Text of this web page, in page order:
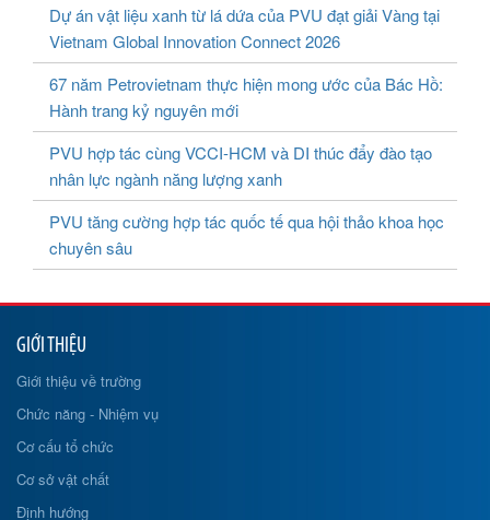
Dự án vật liệu xanh từ lá dứa của PVU đạt giải Vàng tại
Vietnam Global Innovation Connect 2026
67 năm Petrovietnam thực hiện mong ước của Bác Hồ:
Hành trang kỷ nguyên mới
PVU hợp tác cùng VCCI-HCM và DI thúc đẩy đào tạo
nhân lực ngành năng lượng xanh
PVU tăng cường hợp tác quốc tế qua hội thảo khoa học
chuyên sâu
GIỚI THIỆU
Giới thiệu về trường
Chức năng - Nhiệm vụ
Cơ cấu tổ chức
Cơ sở vật chất
Định hướng